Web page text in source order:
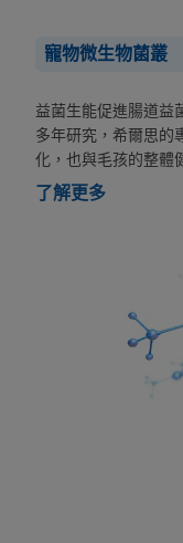
寵物微生物菌叢
益菌生能促進腸道益
多年研究，希爾思的
化，也與毛孩的整體
了解更多